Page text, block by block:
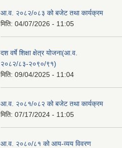
आ.व. २०८२/०८३ को बजेट तथा कार्यक्रम
मिति: 04/07/2026 - 11:05
दश वर्षे शिक्षा क्षेत्र योजना(आ.व.
२०८२/८३-२०९०/९१)
मिति: 09/04/2025 - 11:04
आ.व. २०८१/०८२ को बजेट तथा कार्यक्रम
मिति: 07/17/2024 - 11:05
आ.व. २०८०/८१ को आय-व्यय विवरण